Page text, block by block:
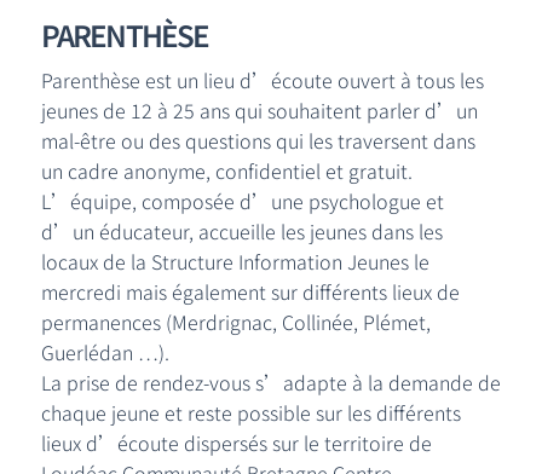
PARENTHÈSE
Parenthèse est un lieu d’écoute ouvert à tous les
jeunes de 12 à 25 ans qui souhaitent parler d’un
mal-être ou des questions qui les traversent dans
un cadre anonyme, confidentiel et gratuit.
L’équipe, composée d’une psychologue et
d’un éducateur, accueille les jeunes dans les
locaux de la Structure Information Jeunes le
mercredi mais également sur différents lieux de
permanences (Merdrignac, Collinée, Plémet,
Guerlédan …).
La prise de rendez-vous s’adapte à la demande de
chaque jeune et reste possible sur les différents
lieux d’écoute dispersés sur le territoire de